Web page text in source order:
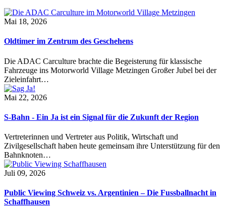
Mai 18, 2026
Oldtimer im Zentrum des Geschehens
Die ADAC Carculture brachte die Begeisterung für klassische
Fahrzeuge ins Motorworld Village Metzingen Großer Jubel bei der
Zieleinfahrt…
Mai 22, 2026
S-Bahn - Ein Ja ist ein Signal für die Zukunft der Region
Vertreterinnen und Vertreter aus Politik, Wirtschaft und
Zivilgesellschaft haben heute gemeinsam ihre Unterstützung für den
Bahnknoten…
Juli 09, 2026
Public Viewing Schweiz vs. Argentinien – Die Fussballnacht in
Schaffhausen